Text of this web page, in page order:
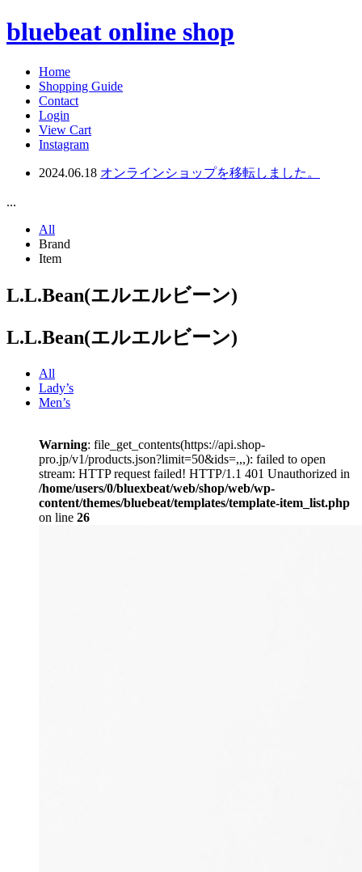
bluebeat online shop
Home
Shopping Guide
Contact
Login
View Cart
Instagram
2024.06.18 オンラインショップを移転しました。
...
All
Brand
Item
L.L.Bean(エルエルビーン)
L.L.Bean(エルエルビーン)
All
Lady’s
Men’s
Warning: file_get_contents(https://api.shop-
pro.jp/v1/products.json?limit=50&ids=,,,): failed to open
stream: HTTP request failed! HTTP/1.1 401 Unauthorized in
/home/users/0/bluexbeat/web/shop/web/wp-
content/themes/bluebeat/templates/template-item_list.php
on line 26